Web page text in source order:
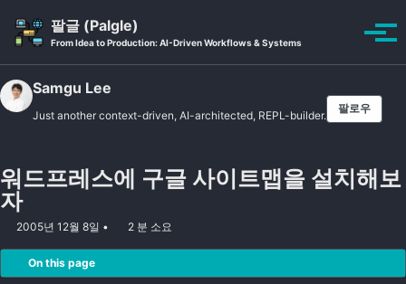
팔글 (Palgle)
From Idea to Production: AI-Driven Workflows & Systems
Toggle
토
Samgu Lee
Just another context-driven, AI-architected, REPL-builder.
팔로우
워드프레스에 구글 사이트맵을 설치해보
자
2005년 12월 8일 2 분 소요
On this page